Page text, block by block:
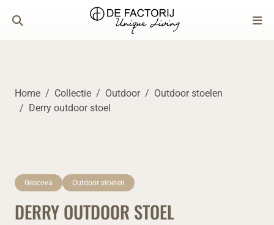
Home Collectie Outdoor
Outdoor stoelen
Derry outdoor stoel
Gescova Outdoor stoelen
DERRY OUTDOOR STOEL